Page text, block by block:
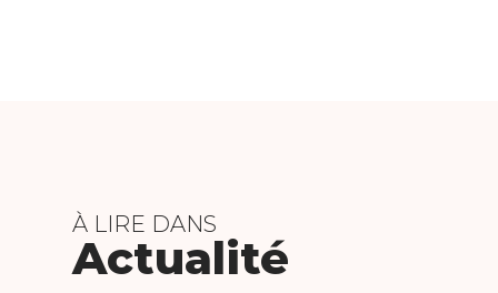
À LIRE DANS
Actualité